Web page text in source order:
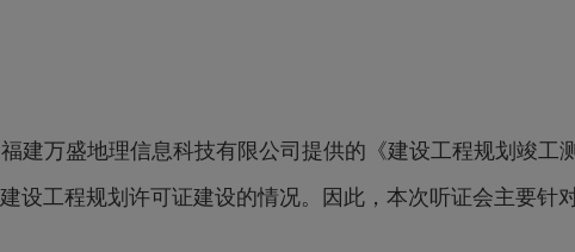
万盛地理信息科技有限公司提供的《建设工程规划竣工
设工程规划许可证建设的情况。因此，本次听证会主要针